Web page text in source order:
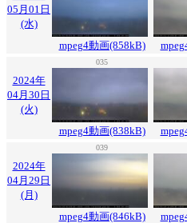
05月01日
(水)
mpeg4動画(858kB)
035
2024年
04月30日
(火)
mpeg4動画(838kB)
039
2024年
04月29日
(月)
mpeg4動画(846kB)